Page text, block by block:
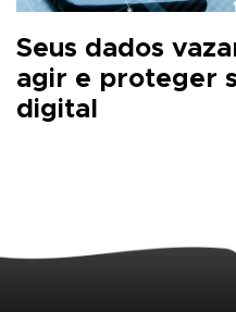
Seus dados
agir e proteger
digital